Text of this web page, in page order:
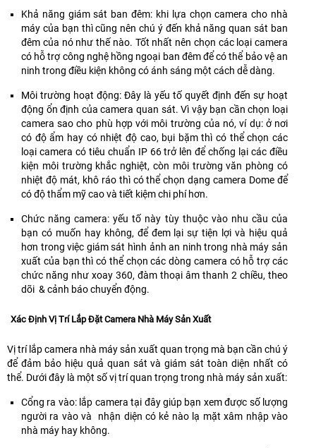
pháp
cho
bạn.
nhiễu
(3D-
DNR)
phù
hợp
ngoài
trời
hoặc
các
khu
vực
có
khi
khắc
nghiệt.
ngoại
ban
đêm
30m
phù
lắp
ngoài
trời
kết
hợp
cùng
bộ
kit
DHI-
NVR1104HS-
W-
đêm
tầm
xa
30m
phù
lắp
cho
gia
đình,
văn
phòng,
...
và
cứng
lưu
trữ.
Đèn
hồng
ngoại
thông
minh,
nhiều
ưu
việt
giúp
xử
công
một
hiệu
quả
.
công
nghệ
mới
giúp
cho
hiệu
suất
phát
sáng
cao,
ánh
sáng
đồng
tự
điều
chỉnh
công
suất
tiết
điện
năng,
tăng
cao
tuổi
thọ
phẩm
camera
quan
sát
KBVISION
chất
lượng
siêu
nét
đảm
bảo
hài
lòng
khách
khó
tính
nhất.
hợp
ánh
sáng
kép
hiện
đại
có
độ
phân
giải
2.0
MP
cảm
CMOS
hình
ảnh
sắc
nét,
tiết
với
chuẩn
nén
Hỗ
trợ
Khả năng giám sát ban đêm: khi lựa chọn camera cho nhà
máy của bạn thì cũng nên chú ý đến khả năng quan sát ban
đêm của nó như thế nào. Tốt nhất nên chọn các loại camera
có hỗ trợ công nghệ hồng ngoại ban đêm để có thể bảo vệ an
ninh trong điều kiện không có ánh sáng một cách dễ dàng.
Môi trường hoạt động: Đây là yếu tố quyết định đến sự hoạt
động ổn định của camera quan sát. Vì vậy bạn cần chọn loại
camera sao cho phù hợp với môi trường của nó, ví dụ: ở nơi
có độ ẩm hay có nhiệt độ cao, bụi bặm thì có thể chọn các
loại camera có tiêu chuẩn IP 66 trở lên để chống lại các điều
kiện môi trường khắc nghiệt, còn môi trường văn phòng có
nhiệt độ mát, khô ráo thì có thể chọn dạng camera Dome để
có độ thẩm mỹ cao và tiết kiệm chi phí hơn.
Chức năng camera: yếu tố này tùy thuộc vào nhu cầu của
bạn có muốn hay không, để đem lại sự tiện lợi và hiệu quả
hơn trong việc giám sát hình ảnh an ninh trong nhà máy sản
xuất của bạn thì có thể chọn các dòng camera có hỗ trợ các
chức năng như xoay 360, đàm thoại âm thanh 2 chiều, theo
dõi & cảnh báo chuyển động.
Xác Định Vị Trí Lắp Đặt Camera Nhà Máy Sản Xuất
Vị trí lắp camera nhà máy sản xuất quan trọng mà bạn cần chú ý
để đảm bảo hiệu quả quan sát và giám sát toàn diện nhất có
thể. Dưới đây là một số vị trí quan trọng trong nhà máy sản xuất:
Cổng ra vào: lắp camera tại đây giúp bạn xem được số lượng
người ra vào và nhận diện có kẻ nào lạ mặt xâm nhập vào
nhà máy hay không.